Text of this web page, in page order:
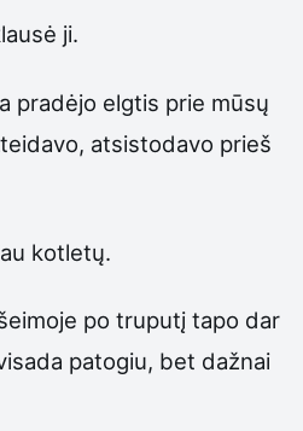
ji.
pradėjo elgtis prie mūsų
atsistodavo prieš
kotletų.
po truputį tapo dar
patogiu, bet dažnai